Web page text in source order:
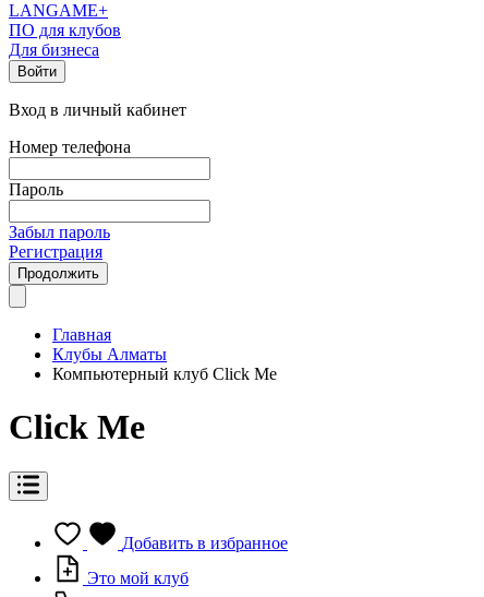
LANGAME+
ПО для клубов
Для бизнеса
Войти
Вход в личный кабинет
Номер телефона
Пароль
Забыл пароль
Регистрация
Продолжить
Главная
Клубы Алматы
Компьютерный клуб Click Me
Click Me
Добавить в избранное
Это мой клуб